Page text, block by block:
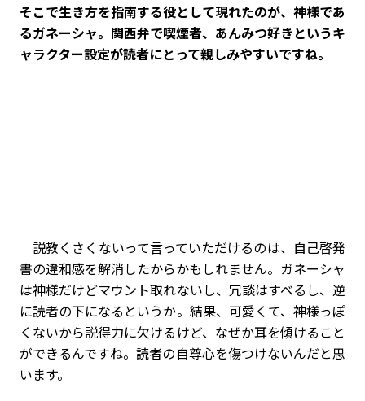
――そこで生き方を指南する役として現れたのが、神様であ
るガネーシャ。関西弁で喫煙者、あんみつ好きというキ
ャラクター設定が読者にとって親しみやすいですね。
説教くさくないって言っていただけるのは、自己啓発
書の違和感を解消したからかもしれません。ガネーシャ
は神様だけどマウント取れないし、冗談はすべるし、逆
に読者の下になるというか。結果、可愛くて、神様っぽ
くないから説得力に欠けるけど、なぜか耳を傾けること
ができるんですね。読者の自尊心を傷つけないんだと思
います。